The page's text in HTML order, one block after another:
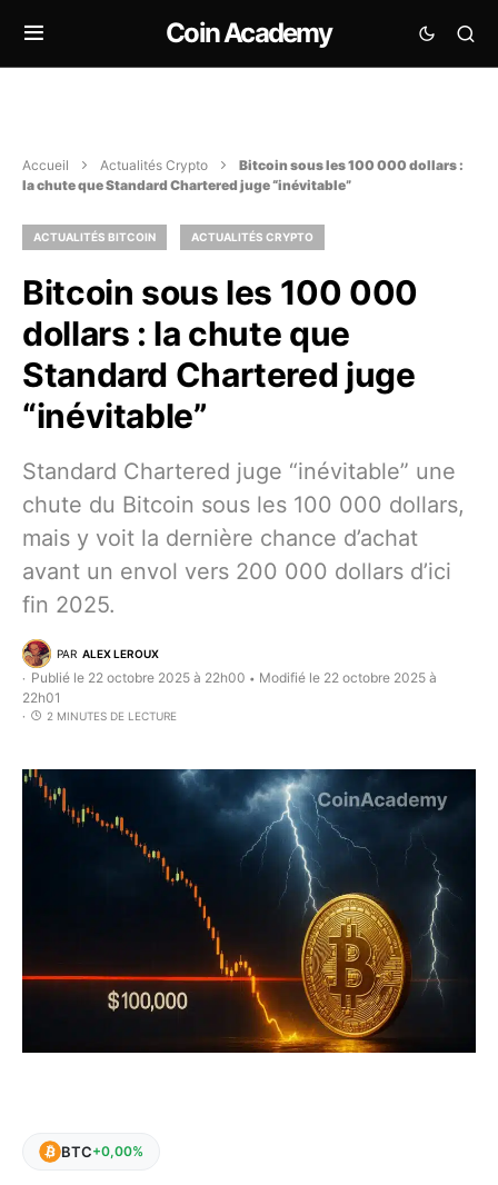
Coin Academy
Accueil Actualités Crypto
Bitcoin sous les 100 000 dollars :
la chute que Standard Chartered juge “inévitable”
ACTUALITÉS BITCOIN ACTUALITÉS CRYPTO
Bitcoin sous les 100 000
dollars : la chute que
Standard Chartered juge
“inévitable”
Standard Chartered juge “inévitable” une
chute du Bitcoin sous les 100 000 dollars,
mais y voit la dernière chance d’achat
avant un envol vers 200 000 dollars d’ici
fin 2025.
PAR ALEX LEROUX
Publié le 22 octobre 2025 à 22h00 • Modifié le 22 octobre 2025 à
22h01
2 MINUTES DE LECTURE
BTC+0,00%